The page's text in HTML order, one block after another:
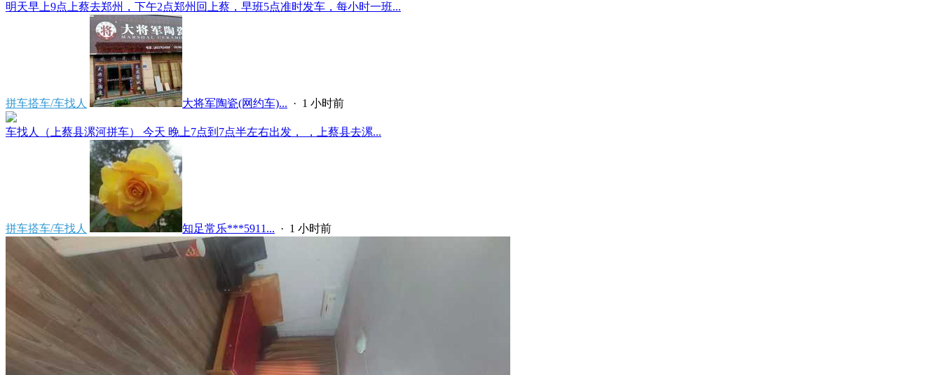
明天早上9点上蔡去郑州，下午2点郑州回上蔡，早班5点准时发车，每小时一班...
拼车搭车/车找人 大将军陶瓷(网约车)... · 1 小时前
车找人（上蔡县漯河拼车） 今天 晚上7点到7点半左右出发， ，上蔡县去漯...
拼车搭车/车找人 知足常乐***5911... · 1 小时前